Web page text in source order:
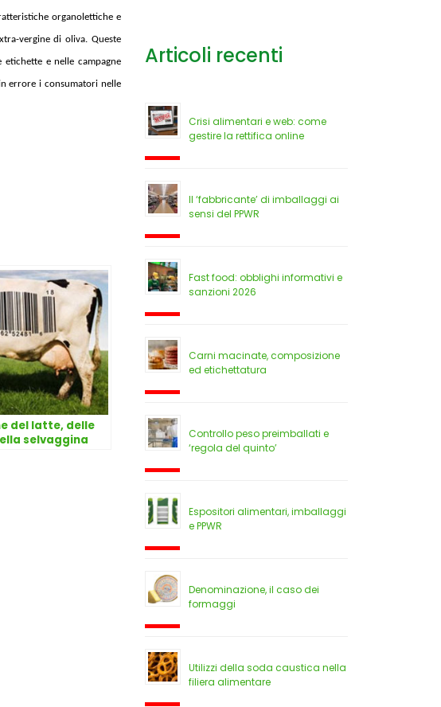
organolettiche e
vergine di oliva. Queste
e nelle campagne
errore i consumatori nelle
del latte, delle
selvaggina
Articoli recenti
Crisi alimentari e web: come
gestire la rettifica online
Il ‘fabbricante’ di imballaggi ai
sensi del PPWR
Fast food: obblighi informativi e
sanzioni 2026
Carni macinate, composizione
ed etichettatura
Controllo peso preimballati e
‘regola del quinto’
Espositori alimentari, imballaggi
e PPWR
Denominazione, il caso dei
formaggi
Utilizzi della soda caustica nella
filiera alimentare